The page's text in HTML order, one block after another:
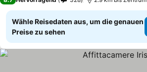
Wähle Reisedaten aus, um die genauen
Preise zu sehen